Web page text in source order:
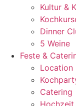
Kultur &
Dinner
5 Weine
Feste &
Location
Catering
Hochzeit